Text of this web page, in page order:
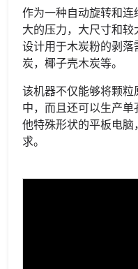
作为一种自动旋转和
大的压力，大尺寸和
设计用于木炭粉的剥
炭，椰子壳木炭等。
该机器不仅能够将颗
中，而且还可以生产
他特殊形状的平板电
求。